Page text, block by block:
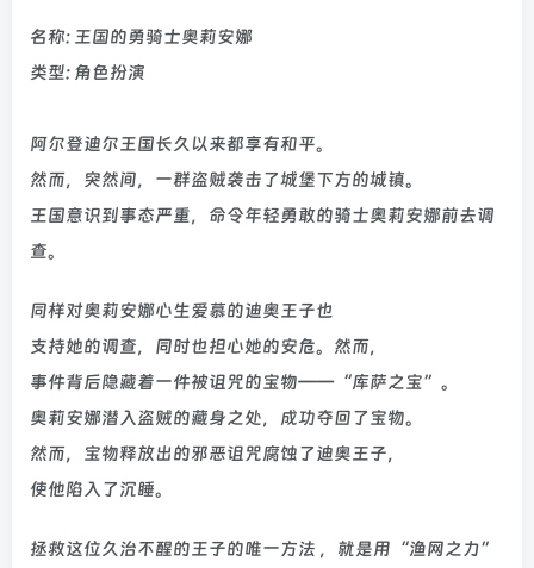
名称: 王国的勇骑士奥莉安娜
类型: 角色扮演
阿尔登迪尔王国长久以来都享有和平。
然而，突然间，一群盗贼袭击了城堡下方的城镇。
王国意识到事态严重，命令年轻勇敢的骑士奥莉安娜前去调
查。
同样对奥莉安娜心生爱慕的迪奥王子也
支持她的调查，同时也担心她的安危。然而，
事件背后隐藏着一件被诅咒的宝物——“库萨之宝”。
奥莉安娜潜入盗贼的藏身之处，成功夺回了宝物。
然而，宝物释放出的邪恶诅咒腐蚀了迪奥王子，
使他陷入了沉睡。
拯救这位久治不醒的王子的唯一方法 ，就是用“渔网之力”